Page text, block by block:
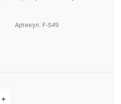
Артикул: F-S49